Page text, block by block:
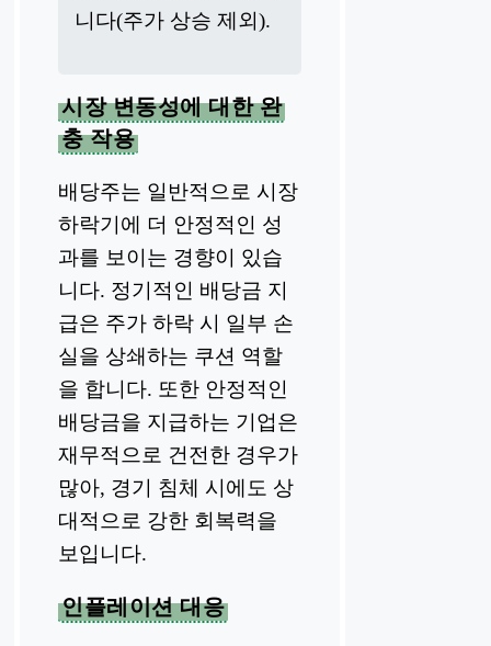
니다(주가 상승 제외).
시장 변동성에 대한 완
충 작용
배당주는 일반적으로 시장
하락기에 더 안정적인 성
과를 보이는 경향이 있습
니다. 정기적인 배당금 지
급은 주가 하락 시 일부 손
실을 상쇄하는 쿠션 역할
을 합니다. 또한 안정적인
배당금을 지급하는 기업은
재무적으로 건전한 경우가
많아, 경기 침체 시에도 상
대적으로 강한 회복력을
보입니다.
인플레이션 대응